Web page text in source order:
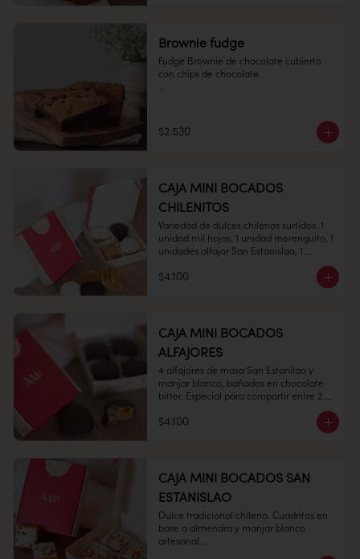
Brownie fudge
Fudge Brownie de chocolate cubierto
con chips de chocolate.
1 unidad
Peso: 100 gr
Conservación: Mantener sellado en un
$2.530
CAJA MINI BOCADOS
CHILENITOS
Variedad de dulces chilenos surtidos: 1
unidad mil hojas, 1 unidad merenguito, 1
unidades alfajor San Estanislao, 1
nuestro clásico manjar blanco.
humedad.
Duración: 10 días.
$4.100
CAJA MINI BOCADOS
ALFAJORES
4 alfajores de masa San Estanilao y
manjar blanco, bañados en chocolate
bitter. Especial para compartir entre 2.
Conservación: Mantenga cerrado en un
ambiente fresco y seco, humedad 65% y
Vida útil: Prefiera consumo dentro de 30
días.
$4.100
CAJA MINI BOCADOS SAN
ESTANISLAO
Dulce tradicional chileno. Cuadritos en
base a almendra y manjar blanco
artesanal.